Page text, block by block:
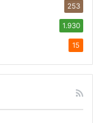
253
1.930
15